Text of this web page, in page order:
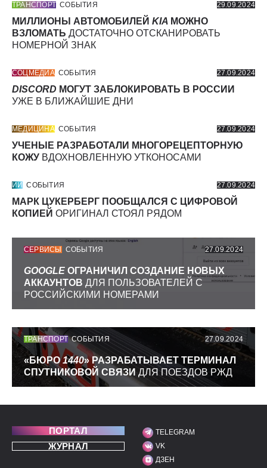
ТРАНСПОРТ СОБЫТИЯ 29.09.2024
МИЛЛИОНЫ АВТОМОБИЛЕЙ KIA МОЖНО
ВЗЛОМАТЬ ДОСТАТОЧНО ОТСКАНИРОВАТЬ
НОМЕРНОЙ ЗНАК
СОЦМЕДИА СОБЫТИЯ 27.09.2024
DISCORD МОГУТ ЗАБЛОКИРОВАТЬ В РОССИИ
УЖЕ В БЛИЖАЙШИЕ ДНИ
МЕДИЦИНА СОБЫТИЯ 27.09.2024
УЧЕНЫЕ РАЗРАБОТАЛИ МНОГОРЕЦЕПТОРНУЮ
КОЖУ ВДОХНОВЛЕННУЮ УТКОНОСАМИ
ИИ СОБЫТИЯ 27.09.2024
МАРК ЦУКЕРБЕРГ ПООБЩАЛСЯ С ЦИФРОВОЙ
КОПИЕЙ ОРИГИНАЛ СТОЯЛ РЯДОМ
СЕРВИСЫ СОБЫТИЯ 27.09.2024
GOOGLE ОГРАНИЧИЛ СОЗДАНИЕ НОВЫХ
АККАУНТОВ ДЛЯ ПОЛЬЗОВАТЕЛЕЙ С
РОССИЙСКИМИ НОМЕРАМИ
ТРАНСПОРТ СОБЫТИЯ 27.09.2024
«БЮРО1440» РАЗРАБАТЫВАЕТ ТЕРМИНАЛ
СПУТНИКОВОЙ СВЯЗИ ДЛЯ ПОЕЗДОВ РЖД
ПОРТАЛ
ЖУРНАЛ
МЫ В СОЦИАЛЬНЫХ
TELEGRAM
VK
ДЗЕН